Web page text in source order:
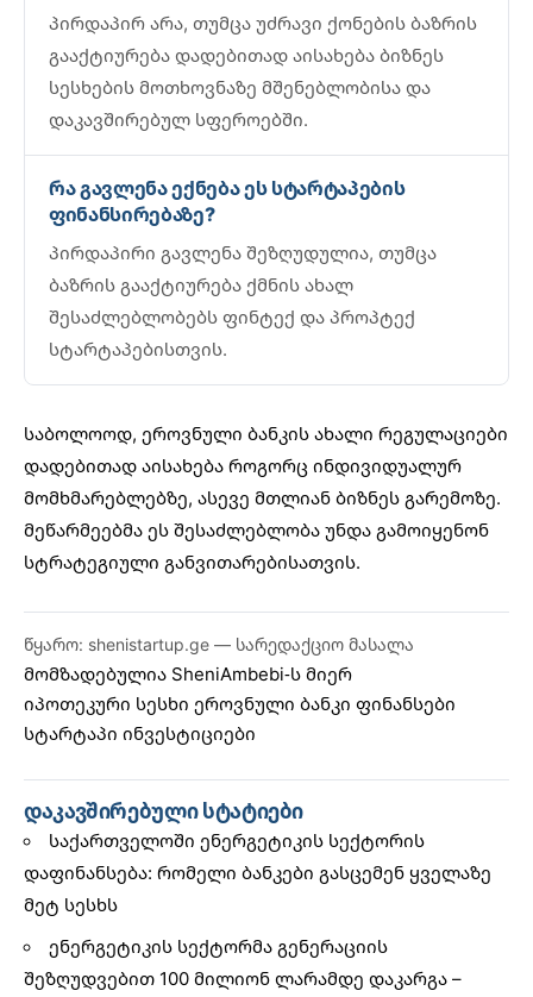
პირდაპირ არა, თუმცა უძრავი ქონების ბაზრის
გააქტიურება დადებითად აისახება ბიზნეს
სესხების მოთხოვნაზე მშენებლობისა და
დაკავშირებულ სფეროებში.
რა გავლენა ექნება ეს სტარტაპების
ფინანსირებაზე?
პირდაპირი გავლენა შეზღუდულია, თუმცა
ბაზრის გააქტიურება ქმნის ახალ
შესაძლებლობებს ფინტექ და პროპტექ
სტარტაპებისთვის.
საბოლოოდ, ეროვნული ბანკის ახალი რეგულაციები
დადებითად აისახება როგორც ინდივიდუალურ
მომხმარებლებზე, ასევე მთლიან ბიზნეს გარემოზე.
მეწარმეებმა ეს შესაძლებლობა უნდა გამოიყენონ
სტრატეგიული განვითარებისათვის.
წყარო: shenistartup.ge — სარედაქციო მასალა
მომზადებულია SheniAmbebi-ს მიერ
იპოთეკური სესხი ეროვნული ბანკი ფინანსები
სტარტაპი ინვესტიციები
დაკავშირებული სტატიები
საქართველოში ენერგეტიკის სექტორის
დაფინანსება: რომელი ბანკები გასცემენ ყველაზე
მეტ სესხს
ენერგეტიკის სექტორმა გენერაციის
შეზღუდვებით 100 მილიონ ლარამდე დაკარგა –